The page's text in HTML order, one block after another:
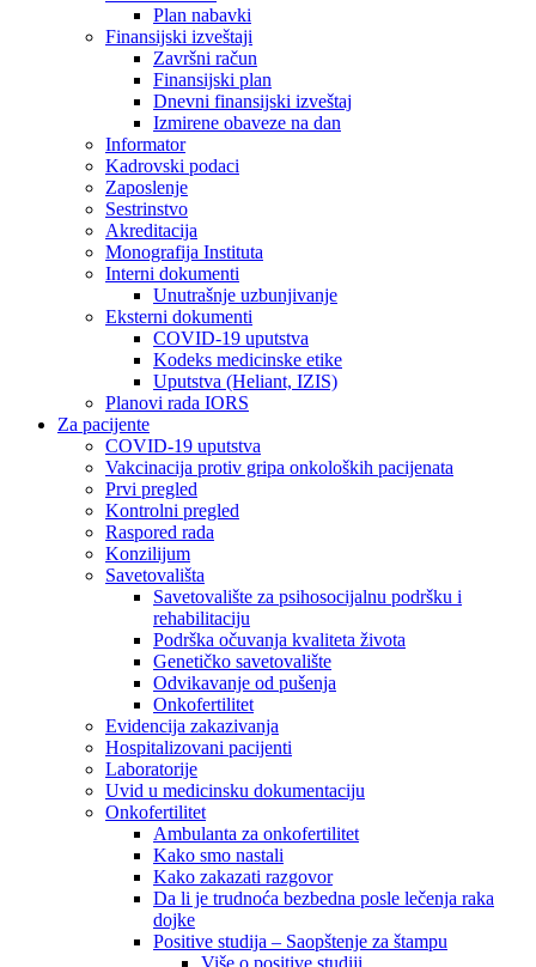
Plan nabavki
Finansijski izveštaji
Završni račun
Finansijski plan
Dnevni finansijski izveštaj
Izmirene obaveze na dan
Informator
Kadrovski podaci
Zaposlenje
Sestrinstvo
Akreditacija
Monografija Instituta
Interni dokumenti
Unutrašnje uzbunjivanje
Eksterni dokumenti
COVID-19 uputstva
Kodeks medicinske etike
Uputstva (Heliant, IZIS)
Planovi rada IORS
Za pacijente
COVID-19 uputstva
Vakcinacija protiv gripa onkoloških pacijenata
Prvi pregled
Kontrolni pregled
Raspored rada
Konzilijum
Savetovališta
Savetovalište za psihosocijalnu podršku i
rehabilitaciju
Podrška očuvanja kvaliteta života
Genetičko savetovalište
Odvikavanje od pušenja
Onkofertilitet
Evidencija zakazivanja
Hospitalizovani pacijenti
Laboratorije
Uvid u medicinsku dokumentaciju
Onkofertilitet
Ambulanta za onkofertilitet
Kako smo nastali
Kako zakazati razgovor
Da li je trudnoća bezbedna posle lečenja raka
dojke
Positive studija – Saopštenje za štampu
Više o positive studiji